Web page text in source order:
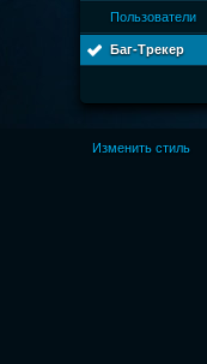
Пользователи
Баг-Трекер
Изменить стиль